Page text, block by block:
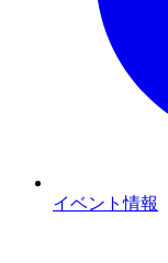
イベント情報